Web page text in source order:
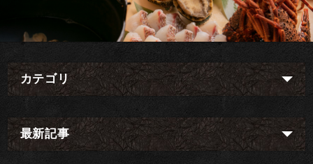
カテゴリ
最新記事